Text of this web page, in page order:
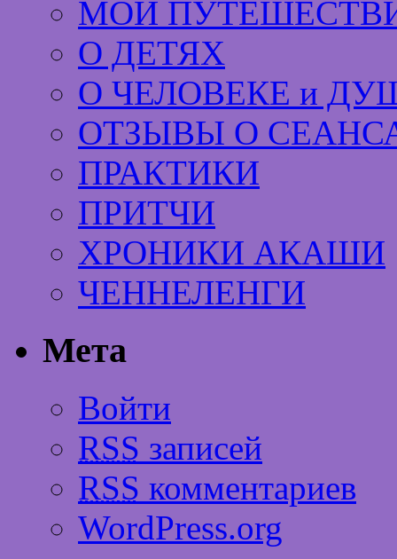
МОИ
О ДЕТЯХ
О ЧЕЛОВЕКЕ и
ОТЗЫВЫ О
ПРАКТИКИ
ПРИТЧИ
ХРОНИКИ АКАШИ
ЧЕННЕЛЕНГИ
Мета
Войти
RSS записей
RSS комментариев
WordPress.org